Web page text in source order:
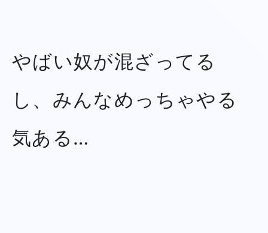
やばい奴が混ざってる
し、みんなめっちゃやる
気ある…